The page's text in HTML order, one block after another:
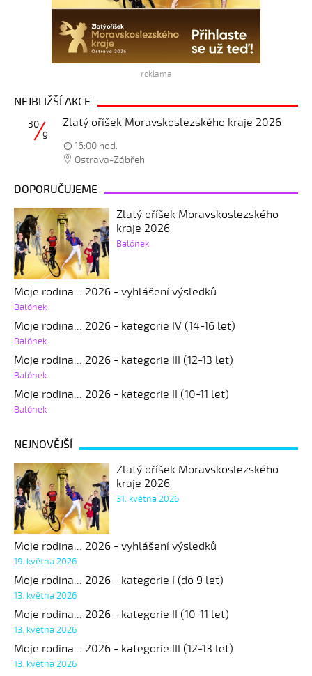
reklama
NEJBLIŽŠÍ AKCE
Zlatý oříšek Moravskoslezského kraje 2026
30
9
16:00 hod.
Ostrava-Zábřeh
DOPORUČUJEME
Zlatý oříšek Moravskoslezského
kraje 2026
Balónek
Moje rodina... 2026 - vyhlášení výsledků
Balónek
Moje rodina... 2026 - kategorie IV (14-16 let)
Balónek
Moje rodina... 2026 - kategorie III (12-13 let)
Balónek
Moje rodina... 2026 - kategorie II (10-11 let)
Balónek
NEJNOVĚJŠÍ
Zlatý oříšek Moravskoslezského
kraje 2026
31. května 2026
Moje rodina... 2026 - vyhlášení výsledků
19. května 2026
Moje rodina... 2026 - kategorie I (do 9 let)
13. května 2026
Moje rodina... 2026 - kategorie II (10-11 let)
13. května 2026
Moje rodina... 2026 - kategorie III (12-13 let)
13. května 2026